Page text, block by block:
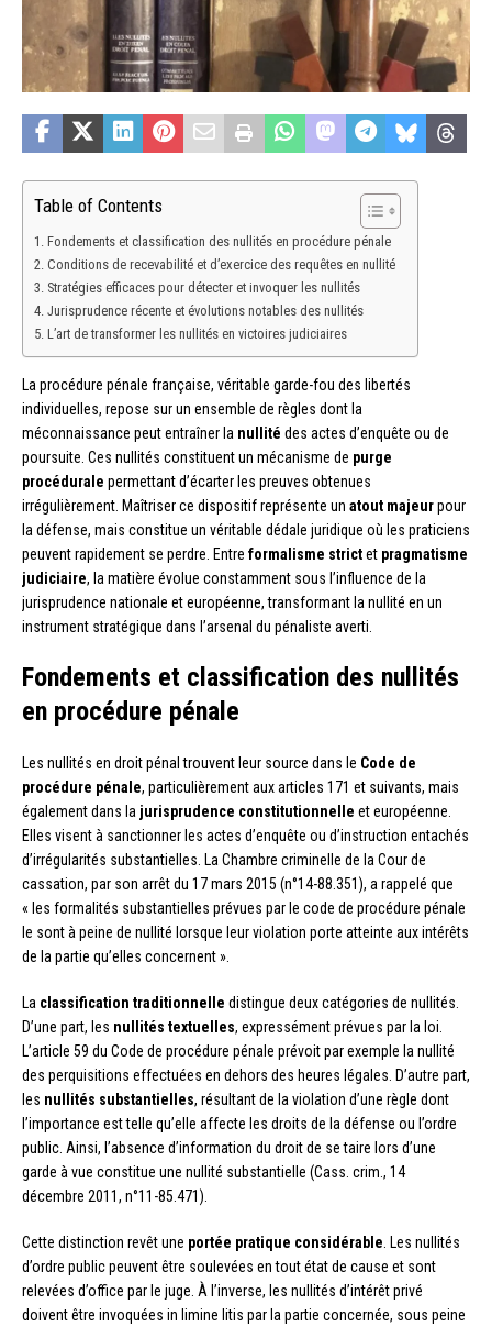
Table of Contents
Fondements et classification des nullités en procédure pénale
Conditions de recevabilité et d’exercice des requêtes en nullité
Stratégies efficaces pour détecter et invoquer les nullités
Jurisprudence récente et évolutions notables des nullités
L’art de transformer les nullités en victoires judiciaires
La procédure pénale française, véritable garde-fou des libertés
individuelles, repose sur un ensemble de règles dont la
méconnaissance peut entraîner la nullité des actes d’enquête ou de
poursuite. Ces nullités constituent un mécanisme de purge
procédurale permettant d’écarter les preuves obtenues
irrégulièrement. Maîtriser ce dispositif représente un atout majeurpour
la défense, mais constitue un véritable dédale juridique où les praticiens
peuvent rapidement se perdre. Entre formalisme strictet pragmatisme
judiciaire, la matière évolue constamment sous l’influence de la
jurisprudence nationale et européenne, transformant la nullité en un
instrument stratégique dans l’arsenal du pénaliste averti.
Fondements et classification des nullités
en procédure pénale
Les nullités en droit pénal trouvent leur source dans le Code de
procédure pénale, particulièrement aux articles 171 et suivants, mais
également dans la jurisprudence constitutionnelle et européenne.
Elles visent à sanctionner les actes d’enquête ou d’instruction entachés
d’irrégularités substantielles. La Chambre criminelle de la Cour de
cassation, par son arrêt du 17 mars 2015 (n°14-88.351), a rappelé que
« les formalités substantielles prévues par le code de procédure pénale
le sont à peine de nullité lorsque leur violation porte atteinte aux intérêts
de la partie qu’elles concernent ».
La classification traditionnelle distingue deux catégories de nullités.
D’une part, les nullités textuelles, expressément prévues par la loi.
L’article 59 du Code de procédure pénale prévoit par exemple la nullité
des perquisitions effectuées en dehors des heures légales. D’autre part,
les nullités substantielles, résultant de la violation d’une règle dont
l’importance est telle qu’elle affecte les droits de la défense ou l’ordre
public. Ainsi, l’absence d’information du droit de se taire lors d’une
garde à vue constitue une nullité substantielle (Cass. crim., 14
décembre 2011, n°11-85.471).
Cette distinction revêt une portée pratique considérable . Les nullités
d’ordre public peuvent être soulevées en tout état de cause et sont
relevées d’office par le juge. À l’inverse, les nullités d’intérêt privé
doivent être invoquées in limine litis par la partie concernée, sous peine